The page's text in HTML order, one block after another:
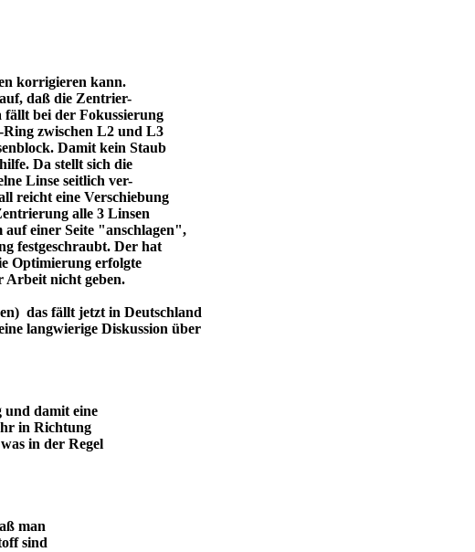
korrigieren kann.
daß die Zentrier-
bei der Fokussierung
zwischen L2 und L3
Damit kein Staub
Da stellt sich die
Linse seitlich ver-
reicht eine Verschiebung
alle 3 Linsen
einer Seite "anschlagen",
festgeschraubt. Der hat
Optimierung erfolgte
Arbeit nicht geben.
das fällt jetzt in Deutschland
langwierige Diskussion über
und damit eine
in Richtung
in der Regel
man
sind